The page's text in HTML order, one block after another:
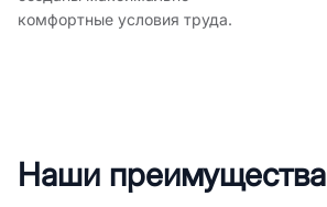
комфортные условия труда.
Наши преимущества